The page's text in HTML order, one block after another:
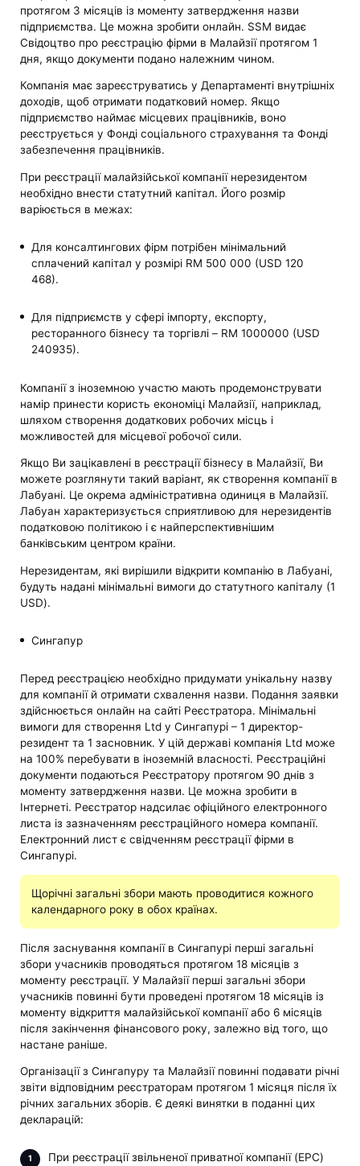
протягом 3 місяців із моменту затвердження назви
підприємства. Це можна зробити онлайн. SSM видає
Свідоцтво про реєстрацію фірми в Малайзії протягом 1
дня, якщо документи подано належним чином.
Компанія має зареєструватись у Департаменті внутрішніх
доходів, щоб отримати податковий номер. Якщо
підприємство наймає місцевих працівників, воно
реєструється у Фонді соціального страхування та Фонді
забезпечення працівників.
При реєстрації малайзійської компанії нерезидентом
необхідно внести статутний капітал. Його розмір
варіюється в межах:
Для консалтингових фірм потрібен мінімальний
сплачений капітал у розмірі RM 500 000 (USD 120
468).
Для підприємств у сфері імпорту, експорту,
ресторанного бізнесу та торгівлі – RM 1000000 (USD
240935).
Компанії з іноземною участю мають продемонструвати
намір принести користь економіці Малайзії, наприклад,
шляхом створення додаткових робочих місць і
можливостей для місцевої робочої сили.
Якщо Ви зацікавлені в реєстрації бізнесу в Малайзії, Ви
можете розглянути такий варіант, як створення компанії в
Лабуані. Це окрема адміністративна одиниця в Малайзії.
Лабуан характеризується сприятливою для нерезидентів
податковою політикою і є найперспективнішим
банківським центром країни.
Нерезидентам, які вирішили відкрити компанію в Лабуані,
будуть надані мінімальні вимоги до статутного капіталу (1
USD).
Сингапур
Перед реєстрацією необхідно придумати унікальну назву
для компанії й отримати схвалення назви. Подання заявки
здійснюється онлайн на сайті Реєстратора. Мінімальні
вимоги для створення Ltd у Сингапурі – 1 директор-
резидент та 1 засновник. У цій державі компанія Ltd може
на 100% перебувати в іноземній власності. Реєстраційні
документи подаються Реєстратору протягом 90 днів з
моменту затвердження назви. Це можна зробити в
Інтернеті. Реєстратор надсилає офіційного електронного
листа із зазначенням реєстраційного номера компанії.
Електронний лист є свідченням реєстрації фірми в
Сингапурі.
Щорічні загальні збори мають проводитися кожного
календарного року в обох країнах.
Після заснування компанії в Сингапурі перші загальні
збори учасників проводяться протягом 18 місяців з
моменту реєстрації. У Малайзії перші загальні збори
учасників повинні бути проведені протягом 18 місяців із
моменту відкриття малайзійської компанії або 6 місяців
після закінчення фінансового року, залежно від того, що
настане раніше.
Організації з Сингапуру та Малайзії повинні подавати річні
звіти відповідним реєстраторам протягом 1 місяця після їх
річних загальних зборів. Є деякі винятки в поданні цих
декларацій:
При реєстрації звільненої приватної компанії (EPC)